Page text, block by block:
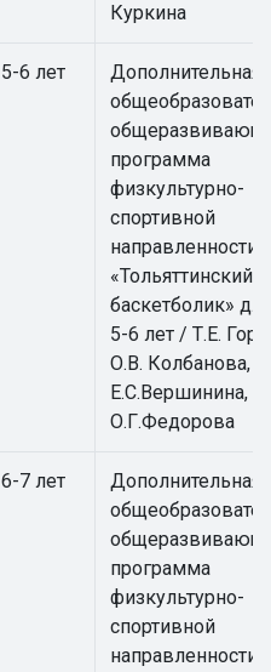
Куркина
5-6 лет
Дополнительная
программа
физкультурно-
спортивной
направленности
«Тольяттинский
баскетболик»
5-6 лет / Т.Е.
О.В. Колбанова,
Е.С.Вершинина,
О.Г.Федорова
6-7 лет
Дополнительная
программа
физкультурно-
спортивной
направленности